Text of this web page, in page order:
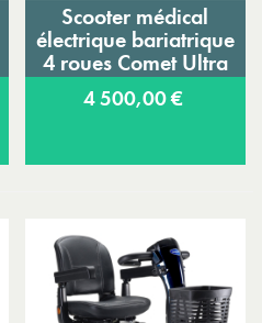
Scooter médical
électrique bariatrique
4 roues Comet Ultra
Invacare
4 500,00 €